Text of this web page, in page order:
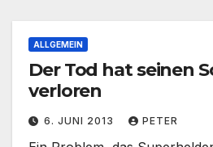
ALLGEMEIN
Der Tod hat seinen
verloren
6. JUNI 2013 PETER